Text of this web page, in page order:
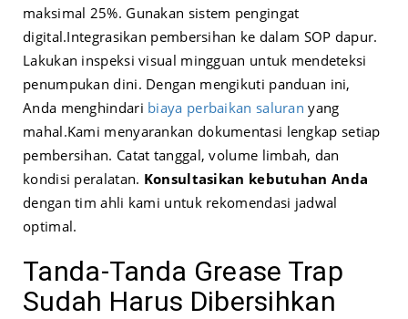
maksimal 25%. Gunakan sistem pengingat
digital.Integrasikan pembersihan ke dalam SOP dapur.
Lakukan inspeksi visual mingguan untuk mendeteksi
penumpukan dini. Dengan mengikuti panduan ini,
Anda menghindari biaya perbaikan saluran yang
mahal.Kami menyarankan dokumentasi lengkap setiap
pembersihan. Catat tanggal, volume limbah, dan
kondisi peralatan. Konsultasikan kebutuhan Anda
dengan tim ahli kami untuk rekomendasi jadwal
optimal.
Tanda-Tanda Grease Trap
Sudah Harus Dibersihkan